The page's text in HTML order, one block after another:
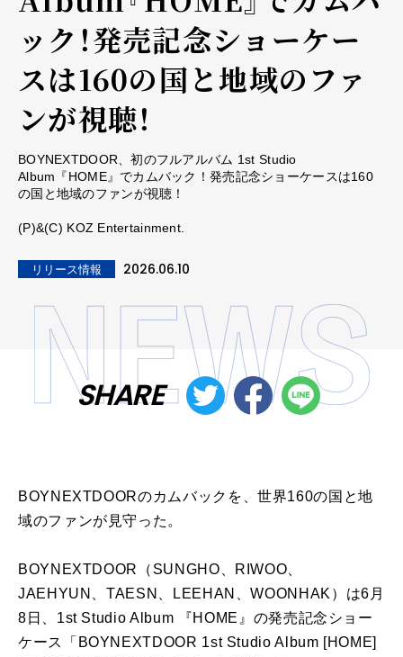
ック！発売記念ショーケー
スは160の国と地域のファ
ンが視聴！
BOYNEXTDOOR、初のフルアルバム 1st Studio
Album『HOME』でカムバック！発売記念ショーケースは160
の国と地域のファンが視聴！
(P)&(C) KOZ Entertainment.
リリース情報 2026.06.10
SHARE
BOYNEXTDOORのカムバックを、世界160の国と地
域のファンが見守った。
BOYNEXTDOOR（SUNGHO、RIWOO、
JAEHYUN、TAESN、LEEHAN、WOONHAK）は6月
8日、1st Studio Album 『HOME』の発売記念ショー
ケース「BOYNEXTDOOR 1st Studio Album [HOME]